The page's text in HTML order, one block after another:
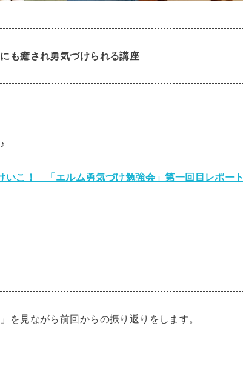
癒され勇気づけられる講座
いこ！ 「エルム勇気づけ勉強会」第一回目レポート
を見ながら前回からの振り返りをします。